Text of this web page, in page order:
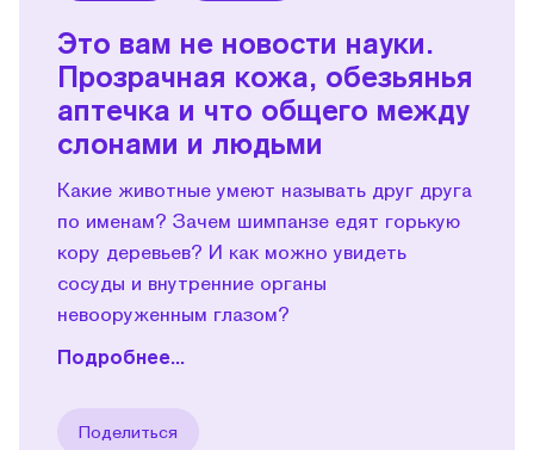
Это вам не новости науки.
Прозрачная кожа, обезьянья
аптечка и что общего между
слонами и людьми
Какие животные умеют называть друг друга
по именам? Зачем шимпанзе едят горькую
кору деревьев? И как можно увидеть
сосуды и внутренние органы
невооруженным глазом?
Подробнее...
Поделиться